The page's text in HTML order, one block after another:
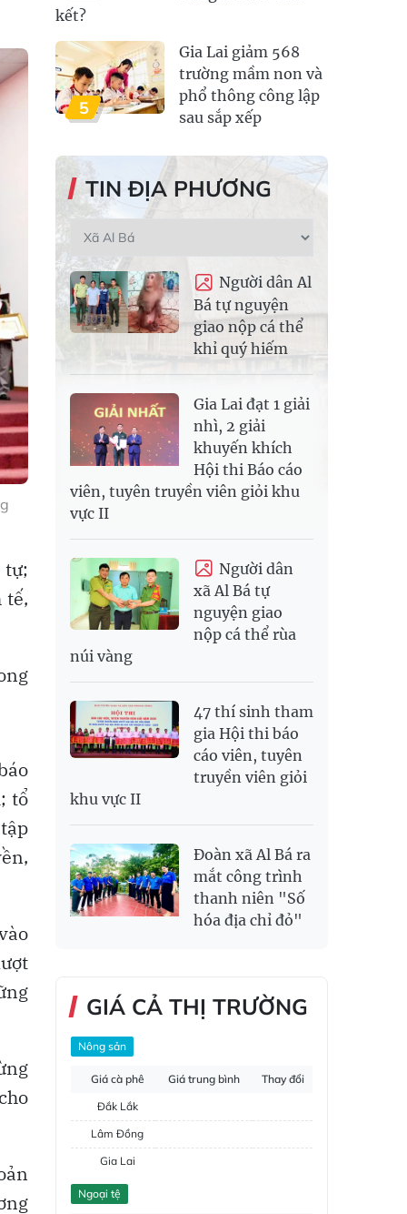
tế,
tổ
kết?
5
Gia Lai giảm 568
trường mầm non và
phổ thông công lập
sau sắp xếp
TIN ĐỊA PHƯƠNG
Người dân Al
Bá tự nguyện
giao nộp cá thể
khỉ quý hiếm
Gia Lai đạt 1 giải
nhì, 2 giải
khuyến khích
Hội thi Báo cáo
viên, tuyên truyền viên giỏi khu
vực II
Người dân
xã Al Bá tự
nguyện giao
nộp cá thể rùa
núi vàng
47 thí sinh tham
gia Hội thi báo
cáo viên, tuyên
truyền viên giỏi
khu vực II
Đoàn xã Al Bá ra
mắt công trình
thanh niên "Số
hóa địa chỉ đỏ"
GIÁ CẢ THỊ TRƯỜNG
Nông sản
Giá cà phê Giá trung bình
Thay đổi
Đắk Lắk
Lâm Đồng
Gia Lai
Đắk Nông
Ngoại tệ